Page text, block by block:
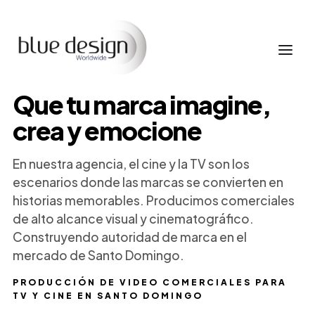
PRODUCCIÓN DE VIDEO COMERCIALES PARA
TV Y CINE EN SANTO DOMINGO
Que tu marca imagine,
crea y emocione
En nuestra agencia, el cine y la TV son los
escenarios donde las marcas se convierten en
historias memorables. Producimos comerciales
de alto alcance visual y cinematográfico.
Construyendo autoridad de marca en el
mercado de Santo Domingo.